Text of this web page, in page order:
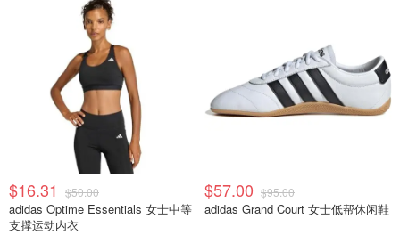
$16.31 $50.00
adidas Optime Essentials 女士中等
支撑运动内衣
$57.00 $95.00
adidas Grand Court 女士低帮休闲鞋